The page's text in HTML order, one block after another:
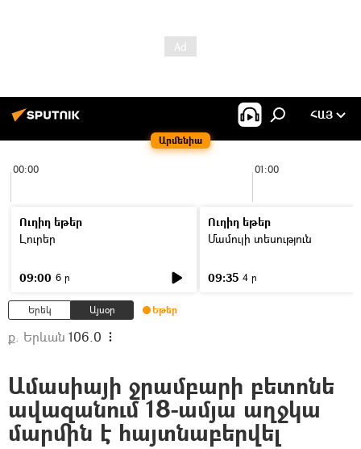
Արմենիա
ՀԱՅ
00:00 01:00
Ուղիղ եթեր
Լուրեր
09:00 6 ր
Ուղիղ եթեր
Մամուլի տեսություն
09:35 4 ր
Երեկ Այսօր Եթեր
ք. Երևան 106.0
Ամասիայի ջրամբարի բետոնե
ավազանում 18-ամյա աղջկա
մարմին է հայտնաբերվել